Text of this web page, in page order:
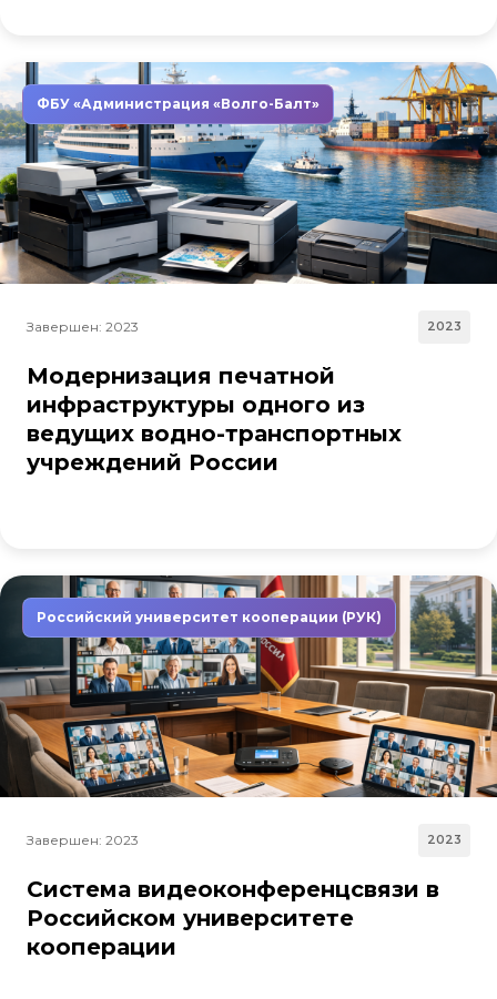
ФБУ «Администрация «Волго-Балт»
Завершен: 2023 2023
Модернизация печатной
инфраструктуры одного из
ведущих водно-транспортных
учреждений России
Российский университет кооперации (РУК)
Завершен: 2023 2023
Система видеоконференцсвязи в
Российском университете
кооперации